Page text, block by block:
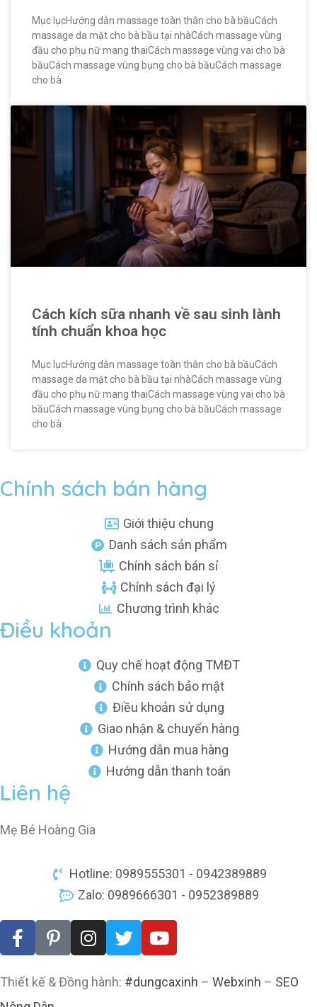
Mục lụcHướng dẫn massage toàn thân cho bà bầuCách
massage da mặt cho bà bầu tại nhàCách massage vùng
đầu cho phụ nữ mang thaiCách massage vùng vai cho bà
bầuCách massage vùng bụng cho bà bầuCách massage
cho bà
Cách kích sữa nhanh về sau sinh lành
tính chuẩn khoa học
Mục lụcHướng dẫn massage toàn thân cho bà bầuCách
massage da mặt cho bà bầu tại nhàCách massage vùng
đầu cho phụ nữ mang thaiCách massage vùng vai cho bà
bầuCách massage vùng bụng cho bà bầuCách massage
cho bà
Chính sách bán hàng
Giới thiệu chung
Danh sách sản phẩm
Chính sách bán sỉ
Chính sách đại lý
Chương trình khác
Điều khoản
Quy chế hoạt động TMĐT
Chính sách bảo mật
Điều khoản sử dụng
Giao nhận & chuyển hàng
Hướng dẫn mua hàng
Hướng dẫn thanh toán
Liên hệ
Mẹ Bé Hoàng Gia
Hotline: 0989555301 - 0942389889
Zalo: 0989666301 - 0952389889
Thiết kế & Đồng hành: #dungcaxinh – Webxinh – SEO